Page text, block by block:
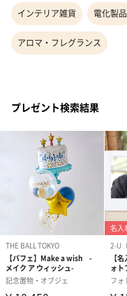
インテリア雑貨 電化製品
アロマ・フレグランス
プレゼント検索結果